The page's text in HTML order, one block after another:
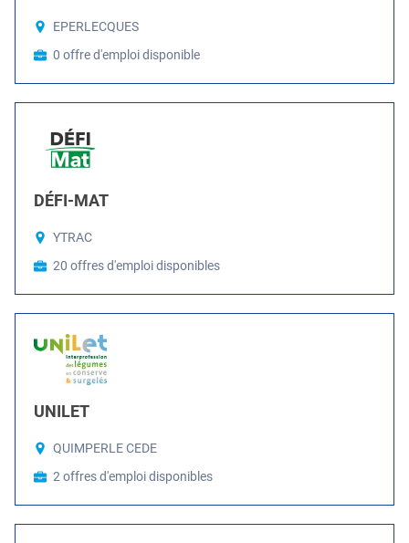
EPERLECQUES
0 offre d'emploi disponible
DÉFI-MAT
YTRAC
20 offres d'emploi disponibles
UNILET
QUIMPERLE CEDE
2 offres d'emploi disponibles